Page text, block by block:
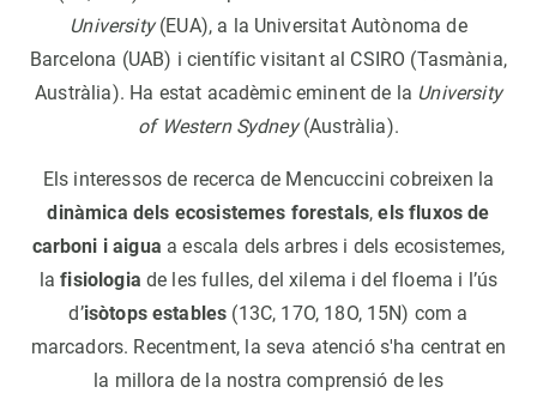
University(EUA), a la Universitat Autònoma de
Barcelona (UAB) i científic visitant al CSIRO (Tasmània,
Austràlia). Ha estat acadèmic eminent de la University
of Western Sydney(Austràlia).
Els interessos de recerca de Mencuccini cobreixen la
dinàmica dels ecosistemes forestals,els fluxos de
carboni i aigua a escala dels arbres i dels ecosistemes,
lafisiologia de les fulles, del xilema i del floema i l’ús
d’isòtops estables (13C, 17O, 18O, 15N) com a
marcadors. Recentment, la seva atenció s'ha centrat en
la millora de la nostra comprensió de les